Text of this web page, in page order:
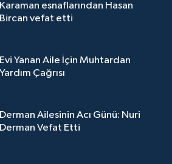
Karaman esnaflarından Hasan
Bircan vefat etti
Evi Yanan Aile İçin Muhtardan
Yardım Çağrısı
Derman Ailesinin Acı Günü: Nuri
Derman Vefat Etti